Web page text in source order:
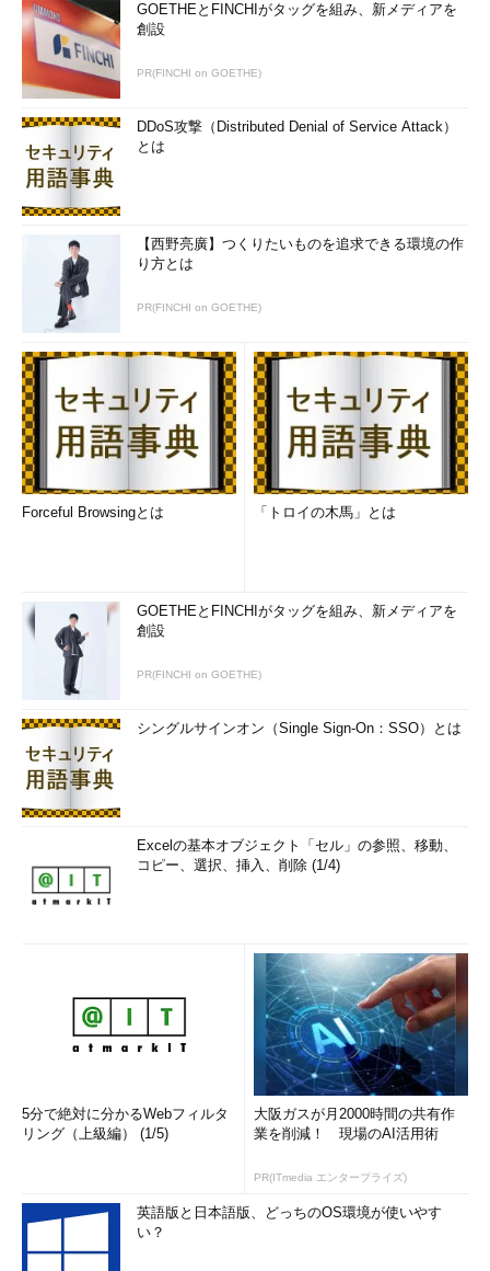
GOETHEとFINCHIがタッグを組み、新メディアを
創設
PR(FINCHI on GOETHE)
DDoS攻撃（Distributed Denial of Service Attack）
とは
【西野亮廣】つくりたいものを追求できる環境の作
り方とは
PR(FINCHI on GOETHE)
Forceful Browsingとは 「トロイの木馬」とは
GOETHEとFINCHIがタッグを組み、新メディアを
創設
PR(FINCHI on GOETHE)
シングルサインオン（Single Sign-On：SSO）とは
Excelの基本オブジェクト「セル」の参照、移動、
コピー、選択、挿入、削除 (1/4)
5分で絶対に分かるWebフィルタ
リング（上級編） (1/5)
大阪ガスが月2000時間の共有作
業を削減！ 現場のAI活用術
PR(ITmedia エンタープライズ)
英語版と日本語版、どっちのOS環境が使いやす
い？